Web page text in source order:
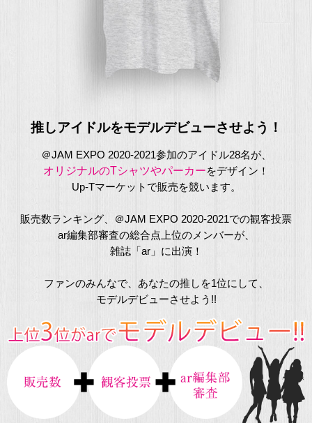
推しアイドルをモデルデビューさせよう！
＠JAM EXPO 2020-2021参加のアイドル28名が、
オリジナルのTシャツやパーカーをデザイン！
Up-Tマーケットで販売を競います。
販売数ランキング、＠JAM EXPO 2020-2021での観客投票
ar編集部審査の総合点上位のメンバーが、
雑誌「ar」に出演！
ファンのみんなで、あなたの推しを1位にして、
モデルデビューさせよう!!